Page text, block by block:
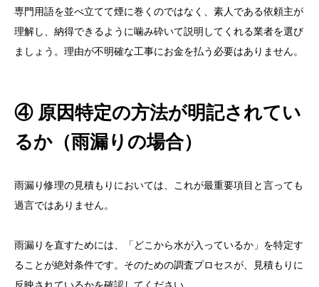
専門用語を並べ立てて煙に巻くのではなく、素人である依頼主が
理解し、納得できるように噛み砕いて説明してくれる業者を選び
ましょう。理由が不明確な工事にお金を払う必要はありません。
④ 原因特定の方法が明記されてい
るか（雨漏りの場合）
雨漏り修理の見積もりにおいては、これが最重要項目と言っても
過言ではありません。
雨漏りを直すためには、「どこから水が入っているか」を特定す
ることが絶対条件です。そのための調査プロセスが、見積もりに
目次